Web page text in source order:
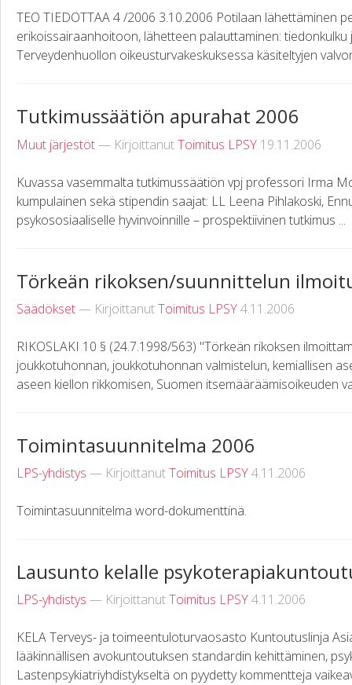
TEO TIEDOTTAA 4 /2006 3.10.2006 Potilaan lähettäminen
erikoissairaanhoitoon, lähetteen palauttaminen:
Terveydenhuollon oikeusturvakeskuksessa käsiteltyjen
Tutkimussäätiön apurahat 2006
Muut järjestöt— KirjoittanutToimitus LPSY 19.11.2006
Kuvassa vasemmalta tutkimussäätiön vpj professori Irma
kumpulainen sekä stipendin saajat: LL Leena Pihlakoski,
psykososiaaliselle hyvinvoinnille – prospektiivinen tutkimus ...
Törkeän rikoksen/suunnittelun
Säädökset— KirjoittanutToimitus LPSY4.11.2006
RIKOSLAKI 10 § (24.7.1998/563) "Törkeän rikoksen
joukkotuhonnan, joukkotuhonnan valmistelun, kemiallisen
aseen kiellon rikkomisen, Suomen itsemääräämisoikeuden
Toimintasuunnitelma 2006
LPS-yhdistys — KirjoittanutToimitus LPSY4.11.2006
Toimintasuunnitelma word-dokumenttinä.
Lausunto kelalle
LPS-yhdistys — KirjoittanutToimitus LPSY4.11.2006
KELA Terveys- ja toimeentuloturvaosasto Kuntoutuslinja
lääkinnällisen avokuntoutuksen standardin kehittäminen,
Lastenpsykiatriyhdistykseltä on pyydetty kommentteja